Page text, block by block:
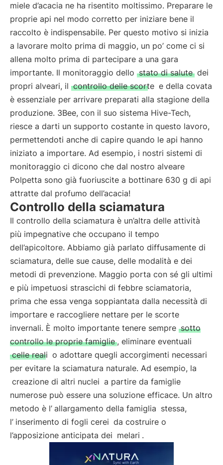
miele d’acacia ne ha risentito moltissimo. Preparare le
proprie api nel modo corretto per iniziare bene il
raccolto è indispensabile. Per questo motivo si inizia
a lavorare molto prima di maggio, un po’ come ci si
allena molto prima di partecipare a una gara
importante. Il monitoraggio dello stato di salute dei
propri alveari, il controllo delle scorte e della covata
è essenziale per arrivare preparati alla stagione della
produzione. 3Bee, con il suo sistema Hive-Tech,
riesce a darti un supporto costante in questo lavoro,
permettendoti anche di capire quando le api hanno
iniziato a importare. Ad esempio, i nostri sistemi di
monitoraggio ci dicono che dal nostro alveare
Polpetta sono già fuoriuscite a bottinare 630 g di api
attratte dal profumo dell’acacia!
Controllo della sciamatura
Il controllo della sciamatura è un’altra delle attività
più impegnative che occupano il tempo
dell’apicoltore. Abbiamo già parlato diffusamente di
sciamatura, delle sue cause, delle modalità e dei
metodi di prevenzione. Maggio porta con sé gli ultimi
e più impetuosi strascichi di febbre sciamatoria,
prima che essa venga soppiantata dalla necessità di
importare e raccogliere nettare per le scorte
invernali. È molto importante tenere sempre sotto
controllo le proprie famiglie , eliminare eventuali
celle reali o adottare quegli accorgimenti necessari
per evitare la sciamatura naturale. Ad esempio, la
creazione di altri nuclei a partire da famiglie
numerose può essere una soluzione efficace. Un altro
metodo è l’ allargamento della famiglia stessa,
l’ inserimento di fogli cerei da costruire o
l’apposizione anticipata dei melari .